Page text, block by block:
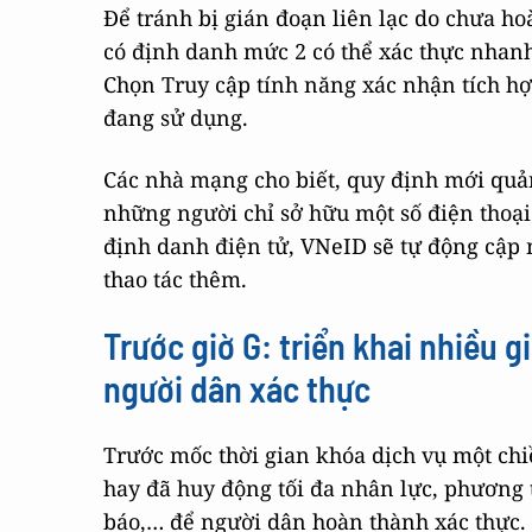
Để tránh bị gián đoạn liên lạc do chưa
có định danh mức 2 có thể xác thực
Chọn Truy cập tính năng xác nhận tích
đang sử dụng.
Các nhà mạng cho biết, quy định mới
những người chỉ sở hữu một số điện
định danh điện tử, VNeID sẽ tự động
thao tác thêm.
Trước giờ G: triển khai nhiều
người dân xác thực
Trước mốc thời gian khóa dịch vụ một
hay đã huy động tối đa nhân lực,
báo,… để người dân hoàn thành xác thực.